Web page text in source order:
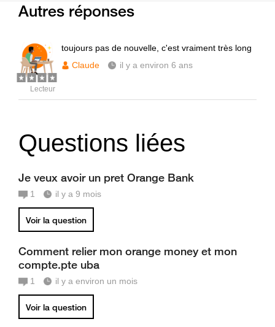
Autres réponses
Lecteur
toujours pas de nouvelle, c'est vraiment très long
Claude
il y a environ 6 ans
Questions liées
Je veux avoir un pret Orange Bank
1 il y a 9 mois
Voir la question
Comment relier mon orange money et mon
compte.pte uba
1 il y a environ un mois
Voir la question